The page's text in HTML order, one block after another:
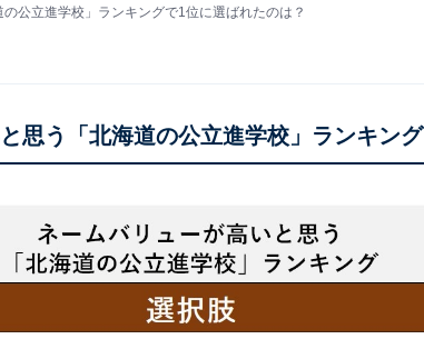
公立進学校」ランキングで1位に選ばれたのは？
思う「北海道の公立進学校」ランキング